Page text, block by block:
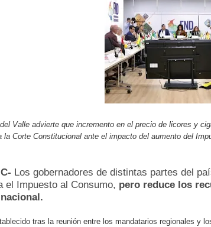
posesión presidencial
Regionetnoticias / La Alcaldía de Pereira
Regionetnoticias / Agua potable
Regionetnoticias / Población vulnerable
Regionetnoticias / Villarrica avanza hacia
Regionetnoticias / Alcaldía de Cartagena
Valle advierte que incremento en el precio de licores y
la Corte Constitucional ante el impacto del aumento del
Los gobernadores de distintas partes del
el Impuesto al Consumo, pero reduce los
tras la reunión entre los mandatarios regionales y